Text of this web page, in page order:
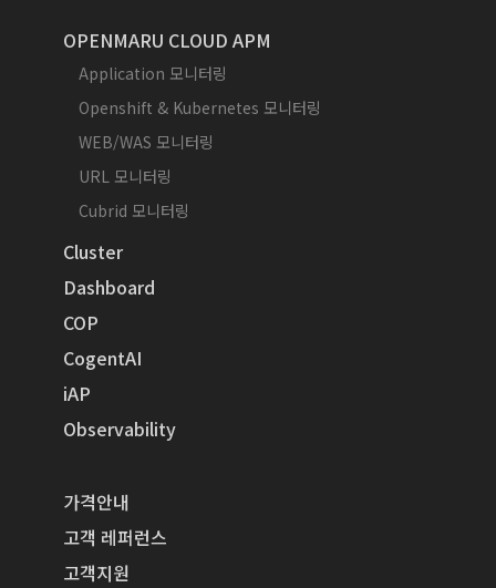
OPENMARU CLOUD APM
Application 모니터링
Openshift & Kubernetes 모니터링
WEB/WAS 모니터링
URL 모니터링
Cubrid 모니터링
Cluster
Dashboard
COP
CogentAI
iAP
Observability
가격안내
고객 레퍼런스
고객지원